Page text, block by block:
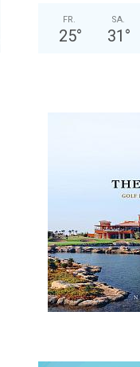
FR.
25°
SA.
31 °